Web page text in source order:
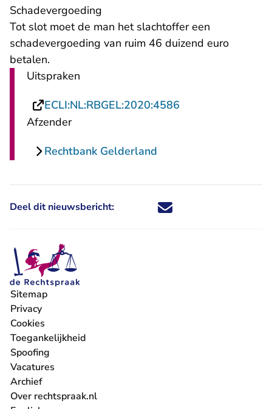
Schadevergoeding
Tot slot moet de man het slachtoffer een
schadevergoeding van ruim 46 duizend euro
betalen.
Uitspraken
ECLI:NL:RBGEL:2020:4586
Afzender
Rechtbank Gelderland
Deel dit nieuwsbericht: Deel dit nieuwsbericht via X -
Deel dit nieuwsbericht via
Deel dit nieuwsbericht
Deel dit
Sitemap
Privacy
Cookies
Toegankelijkheid
Spoofing
Vacatures
- U verlaat Rechtspraak.nl
Archief
Over rechtspraak.nl